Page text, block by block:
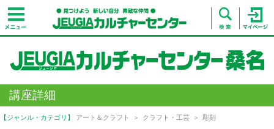
講座詳細
【ジャンル・カテゴリ】 アート＆クラフト クラフト・工芸 彫刻